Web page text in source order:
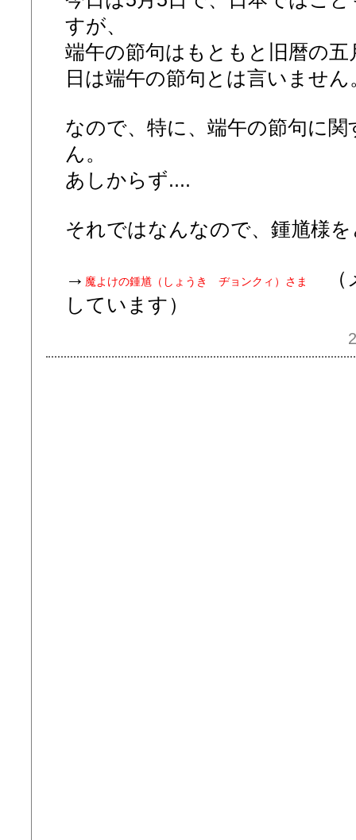
すが、
端午の節句はもともと旧暦の
日は端午の節句とは言いません
なので、特に、端午の節句に
ん。
あしからず....
それではなんなので、鍾馗様
→ 魔よけの鍾馗（しょうき ヂョンクィ）さま
（
しています）